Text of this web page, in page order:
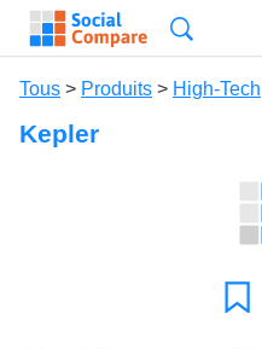
Tous > Produits > High-Tech
Kepler